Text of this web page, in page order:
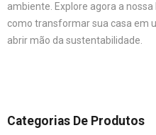
ambiente. Explore agora a
como transformar sua casa em
abrir mão da sustentabilidade.
Categorias De Produtos